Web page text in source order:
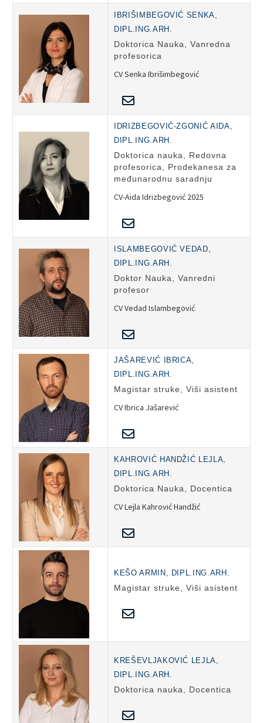
IBRIŠIMBEGOVIĆ SENKA,
DIPL.ING.ARH.
Doktorica Nauka, Vanredna
profesorica
CV Senka Ibrišimbegović
IDRIZBEGOVIĆ-ZGONIĆ AIDA,
DIPL.ING.ARH.
Doktorica nauka, Redovna
profesorica, Prodekanesa za
međunarodnu saradnju
CV-Aida Idrizbegović 2025
ISLAMBEGOVIĆ VEDAD,
DIPL.ING.ARH.
Doktor Nauka, Vanredni
profesor
CV Vedad Islambegović
JAŠAREVIĆ IBRICA,
DIPL.ING.ARH.
Magistar struke, Viši asistent
CV Ibrica Jašarević
KAHROVIĆ HANDŽIĆ LEJLA,
DIPL.ING.ARH.
Doktorica Nauka, Docentica
CV Lejla Kahrović Handžić
KEŠO ARMIN, DIPL.ING.ARH.
Magistar struke, Viši asistent
KREŠEVLJAKOVIĆ LEJLA,
DIPL.ING.ARH.
Doktorica nauka, Docentica